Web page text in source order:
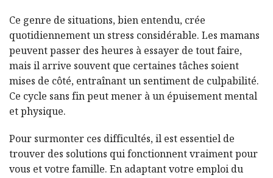
Ce genre de situations, bien entendu, crée
quotidiennement un stress considérable. Les mamans
peuvent passer des heures à essayer de tout faire,
mais il arrive souvent que certaines tâches soient
mises de côté, entraînant un sentiment de culpabilité.
Ce cycle sans fin peut mener à un épuisement mental
et physique.
Pour surmonter ces difficultés, il est essentiel de
trouver des solutions qui fonctionnent vraiment pour
vous et votre famille. En adaptant votre emploi du